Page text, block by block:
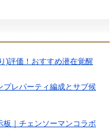
)評価！おすすめ潜在覚醒
プレパーティ編成とサブ候
板｜チェンソーマンコラボ